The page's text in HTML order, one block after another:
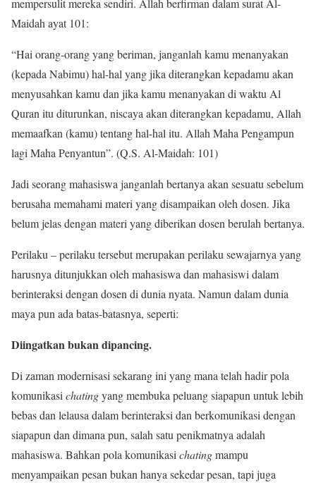
mempersulit mereka sendiri. Allah berfirman dalam surat Al-
Maidah ayat 101:
“Hai orang-orang yang beriman, janganlah kamu menanyakan
(kepada Nabimu) hal-hal yang jika diterangkan kepadamu akan
menyusahkan kamu dan jika kamu menanyakan di waktu Al
Quran itu diturunkan, niscaya akan diterangkan kepadamu, Allah
memaafkan (kamu) tentang hal-hal itu. Allah Maha Pengampun
lagi Maha Penyantun”. (Q.S. Al-Maidah: 101)
Jadi seorang mahasiswa janganlah bertanya akan sesuatu sebelum
berusaha memahami materi yang disampaikan oleh dosen. Jika
belum jelas dengan materi yang diberikan dosen berulah bertanya.
Perilaku – perilaku tersebut merupakan perilaku sewajarnya yang
harusnya ditunjukkan oleh mahasiswa dan mahasiswi dalam
berinteraksi dengan dosen di dunia nyata. Namun dalam dunia
maya pun ada batas-batasnya, seperti:
Diingatkan bukan dipancing.
Di zaman modernisasi sekarang ini yang mana telah hadir pola
komunikasi chatingyang membuka peluang siapapun untuk lebih
bebas dan lelausa dalam berinteraksi dan berkomunikasi dengan
siapapun dan dimana pun, salah satu penikmatnya adalah
mahasiswa. Bahkan pola komunikasi chatingmampu
menyampaikan pesan bukan hanya sekedar pesan, tapi juga